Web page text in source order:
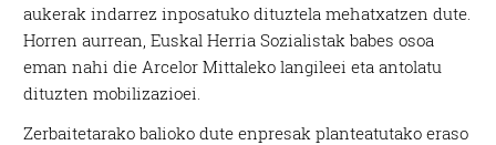
aukerak indarrez inposatuko dituztela mehatxatzen dute.
Horren aurrean, Euskal Herria Sozialistak babes osoa
eman nahi die Arcelor Mittaleko langileei eta antolatu
dituzten mobilizazioei.
Zerbaitetarako balioko dute enpresak planteatutako eraso